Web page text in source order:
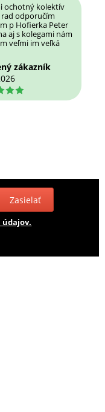
ochotný kolektív
odporučím
p Hofierka Peter
aj s kolegami nám
veľmi im veľká
zákazník
Zasielať
údajov.